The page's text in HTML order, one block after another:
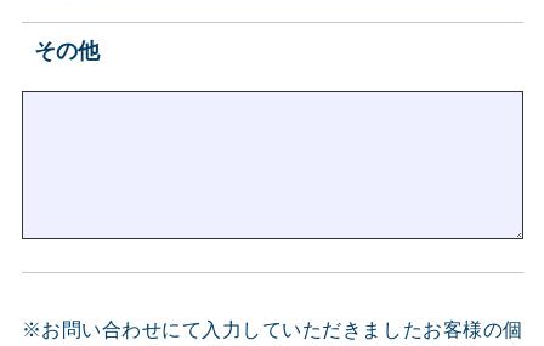
その他
※お問い合わせにて入力していただきましたお客様の個